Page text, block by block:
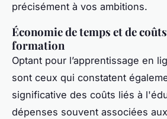
précisément à vos ambitions.
Économie de temps et de
formation
Optant pour l’apprentissage en
sont ceux qui constatent
significative des coûts liés à
dépenses souvent associées